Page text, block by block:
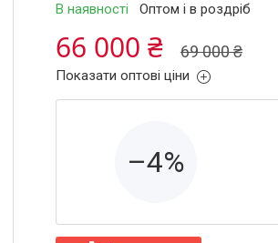
В наявності Оптом і в роздріб
69 000 ₴
66 000 ₴
Показати оптові ціни
–4%